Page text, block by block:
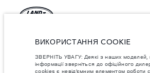
Jaguar Land Rover Limited: Registered office:
інформації зверніться до офіційного дилера
ВИКОРИСТАННЯ COOKIE
ЗВЕРНІТЬ УВАГУ: Деякі з наших моделей,
інформації зверніться до офіційного
cookies є невід’ємним елементом